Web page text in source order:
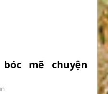
mẽ chuyện